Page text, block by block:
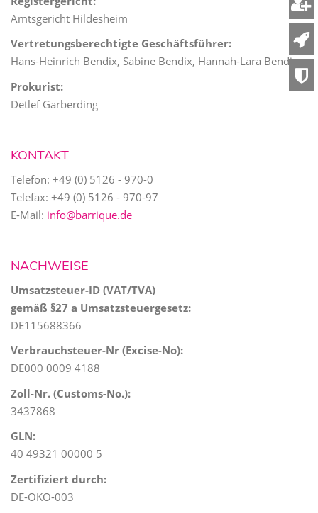
Amtsgericht Hildesheim
Vertretungsberechtigte Geschäftsführer:
Hans-Heinrich Bendix, Sabine Bendix, Hannah-Lara Bendix
Prokurist:
Detlef Garberding
KONTAKT
Telefon: +49 (0) 5126 - 970-0
Telefax: +49 (0) 5126 - 970-97
E-Mail: info@barrique.de
NACHWEISE
Umsatzsteuer-ID (VAT/TVA)
gemäß §27 a Umsatzsteuergesetz:
DE115688366
Verbrauchsteuer-Nr (Excise-No):
DE000 0009 4188
Zoll-Nr. (Customs-No.):
3437868
GLN:
40 49321 00000 5
Zertifiziert durch:
DE-ÖKO-003